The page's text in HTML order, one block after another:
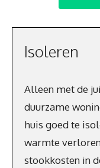
Isoleren
Alleen met de
duurzame
huis goed te
warmte
stookkosten in